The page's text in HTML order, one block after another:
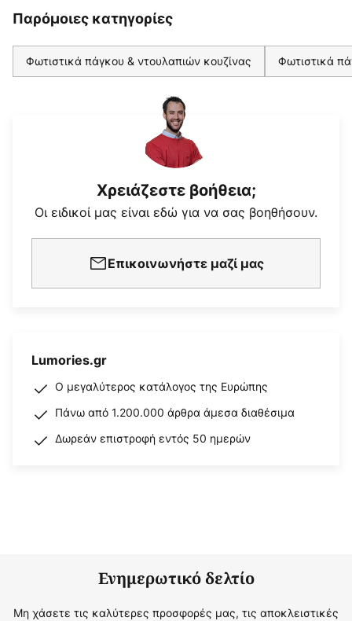
Παρόμοιες κατηγορίες
Φωτιστικά πάγκου & ντουλαπιών κουζίνας Φωτιστικά
Χρειάζεστε βοήθεια;
Οι ειδικοί μας είναι εδώ για να σας βοηθήσουν.
Επικοινωνήστε μαζί μας
Lumories.gr
Ο μεγαλύτερος κατάλογος της Ευρώπης
Πάνω από 1.200.000 άρθρα άμεσα διαθέσιμα
Δωρεάν επιστροφή εντός 50 ημερών
Ενημερωτικό δελτίο
Μη χάσετε τις καλύτερες προσφορές μας, τις αποκλειστικές